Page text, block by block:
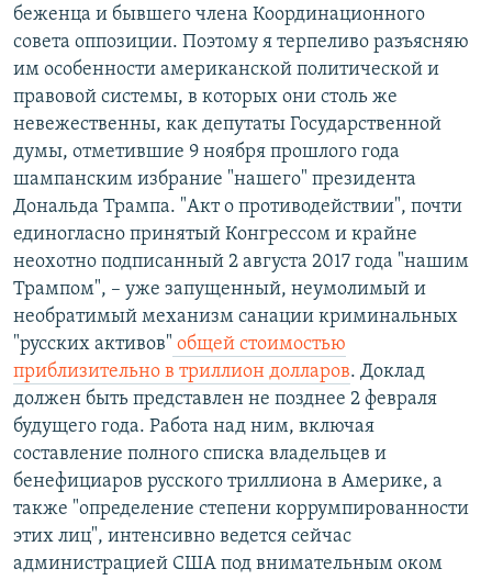
беженца и бывшего члена Координационного
совета оппозиции. Поэтому я терпеливо разъясняю
им особенности американской политической и
правовой системы, в которых они столь же
невежественны, как депутаты Государственной
думы, отметившие 9 ноября прошлого года
шампанским избрание "нашего" президента
Дональда Трампа. "Акт о противодействии", почти
единогласно принятый Конгрессом и крайне
неохотно подписанный 2 августа 2017 года "нашим
Трампом", – уже запущенный, неумолимый и
необратимый механизм санации криминальных
"русских активов" общей стоимостью
приблизительно в триллион долларов. Доклад
должен быть представлен не позднее 2 февраля
будущего года. Работа над ним, включая
составление полного списка владельцев и
бенефициаров русского триллиона в Америке, а
также "определение степени коррумпированности
этих лиц", интенсивно ведется сейчас
администрацией США под внимательным оком